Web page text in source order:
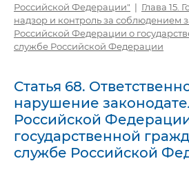
Российской Федерации" | Глава 15.
надзор и контроль за соблюдением
Российской Федерации о
службе Российской Федерации
Статья 68.
нарушение
Российской
государственной
службе Российской